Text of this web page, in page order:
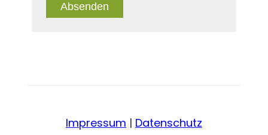
Absenden
Impressum | Datenschutz